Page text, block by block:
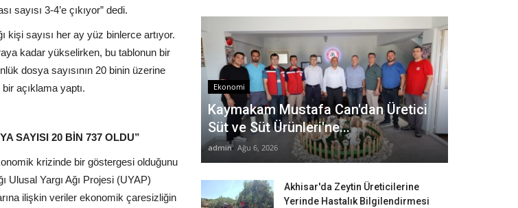
sayısı 3-4’e çıkıyor” dedi.
kişi sayısı her ay yüz binlerce artıyor.
kadar yükselirken, bu tablonun bir
dosya sayısının 20 binin üzerine
açıklama yaptı.
SAYISI 20 BİN 737 OLDU”
krizinde bir göstergesi olduğunu
Ulusal Yargı Ağı Projesi (UYAP)
ilişkin veriler ekonomik çaresizliğin
Ekonomi
Kaymakam Mustafa Can'dan Üretici
Süt ve Süt Ürünleri'ne...
admin Ağu 6, 2026
Akhisar'da Zeytin Üreticilerine
Yerinde Hastalık Bilgilendirmesi